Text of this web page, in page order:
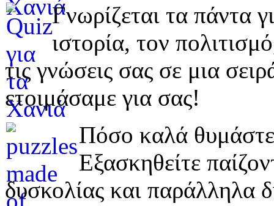
Γνωρίζεται τα πάντα
ιστορία, τον
τις γνώσεις σας σε μια
ετοιμάσαμε για σας!
Πόσο καλά
Εξασκηθείτε
δυσκολίας και παράλληλα